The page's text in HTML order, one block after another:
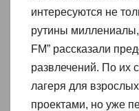
интересуются не
рутины
FM” рассказали
развлечений. По их
лагеря для
проектами, но уже